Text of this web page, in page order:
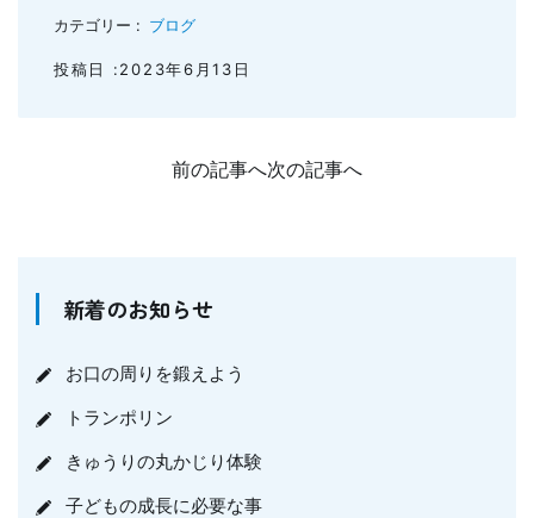
カテゴリー : ブログ
投稿日 :2023年6月13日
前の記事へ次の記事へ
新着のお知らせ
お口の周りを鍛えよう
トランポリン
きゅうりの丸かじり体験
子どもの成長に必要な事